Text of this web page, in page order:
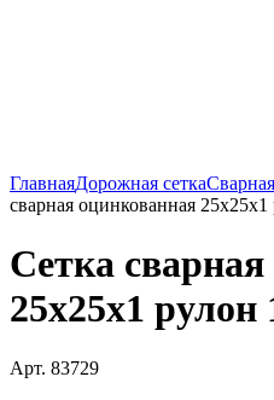
ГлавнаяДорожная сетка
сварная оцинкованная
Сетка
25х25х1 рулон
Арт. 83729